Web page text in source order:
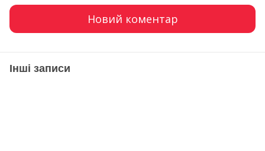
Новий коментар
Інші записи